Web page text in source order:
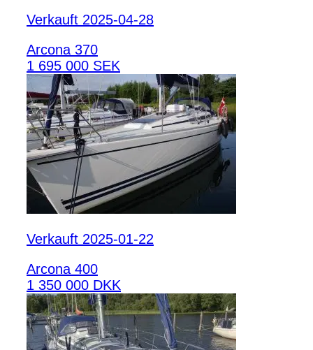
Verkauft 2025-04-28
Arcona 370
1 695 000 SEK
Verkauft 2025-01-22
Arcona 400
1 350 000 DKK